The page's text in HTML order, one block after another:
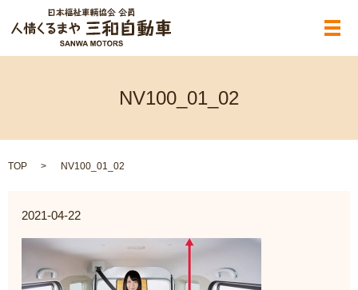
メ
NV100_01_02
TOP NV100_01_02
2021-04-22